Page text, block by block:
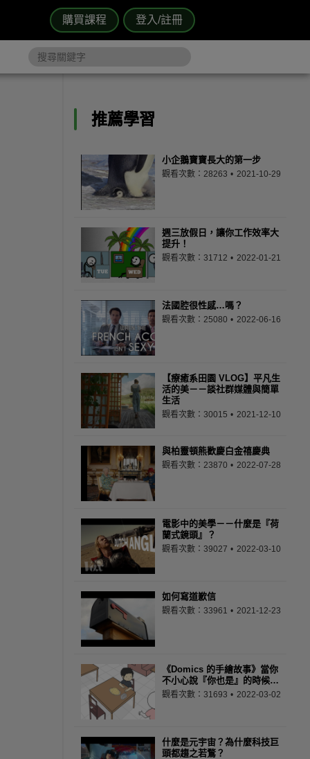
購買課程 登入/註冊
推薦學習
小企鵝寶寶長大的第一步
觀看次數：28263 2021-10-29
週三放假日，讓你工作效率大
提升！
觀看次數：31712 2022-01-21
法國腔很性感…嗎？
觀看次數：25080 2022-06-16
【療癒系田園 VLOG】平凡生
活的美－－談社群媒體與簡單
生活
觀看次數：30015 2021-12-10
與柏靈頓熊歡慶白金禧慶典
觀看次數：23870 2022-07-28
電影中的美學－－什麼是『荷
蘭式鏡頭』？
觀看次數：39027 2022-03-10
如何寫道歉信
觀看次數：33961 2021-12-23
《Domics 的手繪故事》當你
不小心說『你也是』的時候…
觀看次數：31693 2022-03-02
什麼是元宇宙？為什麼科技巨
頭都趨之若鶩？